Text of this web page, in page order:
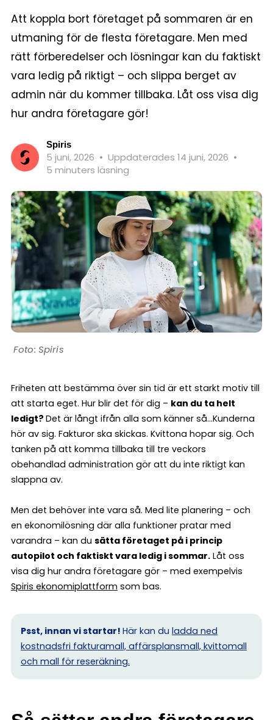
Att koppla bort företaget på sommaren är en
utmaning för de flesta företagare. Men med
rätt förberedelser och lösningar kan du faktiskt
vara ledig på riktigt – och slippa berget av
admin när du kommer tillbaka. Låt oss visa dig
hur andra företagare gör!
Spiris
5 juni, 2026 • Uppdaterades 14 juni, 2026 •
5 minuters läsning
Spiris
Friheten att bestämma över sin tid är ett starkt motiv till
att starta eget. Hur blir det för dig – kan du ta helt
ledigt? Det är långt ifrån alla som känner så…Kunderna
hör av sig. Fakturor ska skickas. Kvittona hopar sig. Och
tanken på att komma tillbaka till tre veckors
obehandlad administration gör att du inte riktigt kan
slappna av.
Men det behöver inte vara så. Med lite planering – och
en ekonomilösning där alla funktioner pratar med
varandra – kan du sätta företaget på i princip
autopilot och faktiskt vara ledig i sommar. Låt oss
visa dig hur andra företagare gör – med exempelvis
Spiris ekonomiplattform som bas.
Psst, innan vi startar! Här kan du ladda ned
kostnadsfri fakturamall, affärsplansmall, kvittomall
och mall för reseräkning.